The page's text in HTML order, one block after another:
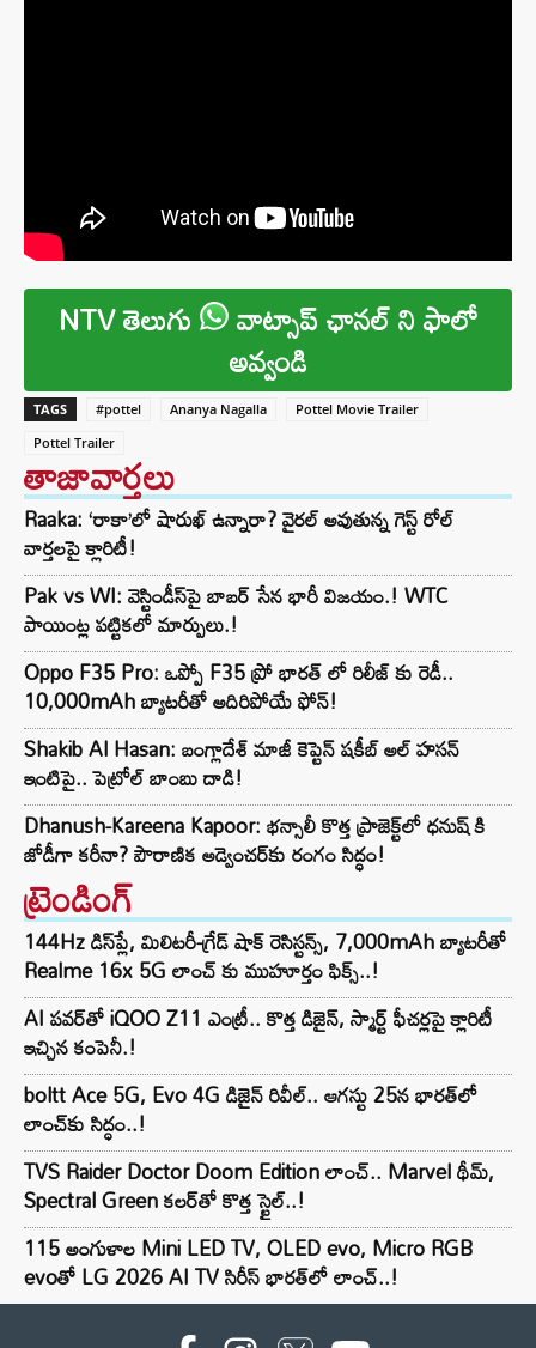
NTV తెలుగు వాట్సాప్ ఛానల్ ని ఫాలో
అవ్వండి
TAGS #pottel Ananya Nagalla
Pottel Movie Trailer
Pottel Trailer
తాజావార్తలు
Raaka: ‘రాకా’లో షారుఖ్ ఉన్నారా? వైరల్ అవుతున్న గెస్ట్ రోల్
వార్తలపై క్లారిటీ!
Pak vs WI: వెస్టిండీస్‌పై బాబర్ సేన భారీ విజయం.! WTC
పాయింట్ల పట్టికలో మార్పులు.!
Oppo F35 Pro: ఒప్పో F35 ప్రో భారత్ లో రిలీజ్ కు రెడీ..
10,000mAh బ్యాటరీతో అదిరిపోయే ఫోన్!
Shakib Al Hasan: బంగ్లాదేశ్ మాజీ కెప్టెన్ షకీబ్ అల్ హసన్
ఇంటిపై.. పెట్రోల్ బాంబు దాడి!
Dhanush-Kareena Kapoor: భన్సాలీ కొత్త ప్రాజెక్ట్‌లో ధనుష్ కి
జోడీగా కరీనా? పౌరాణిక అడ్వెంచర్‌కు రంగం సిద్ధం!
ట్రెండింగ్‌
144Hz డిస్‌ప్లే, మిలిటరీ-గ్రేడ్ షాక్ రెసిస్టన్స్, 7,000mAh బ్యాటరీతో
Realme 16x 5G లాంచ్ కు ముహూర్తం ఫిక్స్..!
AI పవర్‌తో iQOO Z11 ఎంట్రీ.. కొత్త డిజైన్, స్మార్ట్ ఫీచర్లపై క్లారిటీ
ఇచ్చిన కంపెనీ.!
boltt Ace 5G, Evo 4G డిజైన్ రివీల్.. ఆగస్టు 25న భారత్‌లో
లాంచ్‌కు సిద్ధం..!
TVS Raider Doctor Doom Edition లాంచ్.. Marvel థీమ్,
Spectral Green కలర్‌తో కొత్త స్టైల్..!
115 అంగుళాల Mini LED TV, OLED evo, Micro RGB
evoతో LG 2026 AI TV సిరీస్ భారత్‌లో లాంచ్..!